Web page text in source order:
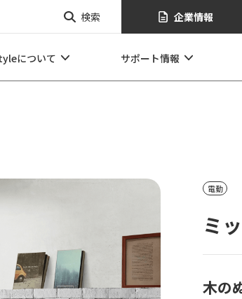
検索 企業情報
について サポート情報
オンラインショップ
電動
ミ
木の